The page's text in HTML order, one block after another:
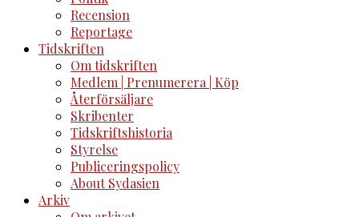
Recension
Reportage
Tidskriften
Om tidskriften
Medlem | Prenumerera | Köp
Återförsäljare
Skribenter
Tidskriftshistoria
Styrelse
Publiceringspolicy
About Sydasien
Arkiv